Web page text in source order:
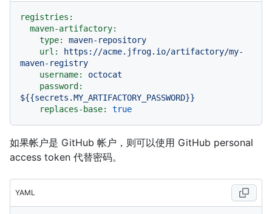
registries:
maven-artifactory:
type:
maven-repository
url:
https://acme.jfrog.io/artifactory/my-
maven-registry
username:
octocat
password:
${{secrets.MY_ARTIFACTORY_PASSWORD}}
replaces-base:
true
如果帐户是 GitHub 帐户，则可以使用 GitHub personal
access token 代替密码。
YAML